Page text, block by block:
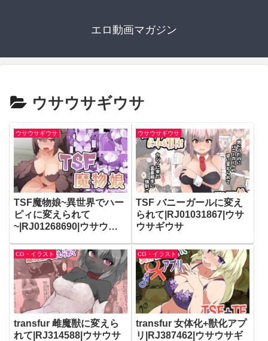
エロ動画マガジン
ウサウサギウサ
ウサウサギウサ
TSF魔物娘~異世界でハー
ピィに変えられて
~|RJ01268690|ウサウサ
ウサウサギウサ
TSF バニーガールに変え
られて|RJ01031867|ウサ
ウサギウサ
CG・イラスト
transfur 雌魔獣に変えら
れて|RJ314588|ウサウサ
CG・イラスト
transfur 女体化+獣化アプ
リ|RJ387462|ウサウサギ